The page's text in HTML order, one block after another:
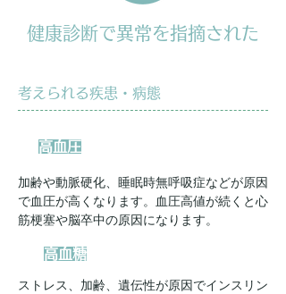
健康診断で異常を指摘された
考えられる疾患・病態
高血圧
加齢や動脈硬化、睡眠時無呼吸症などが原因
で血圧が高くなります。血圧高値が続くと心
筋梗塞や脳卒中の原因になります。
高血糖
ストレス、加齢、遺伝性が原因でインスリン